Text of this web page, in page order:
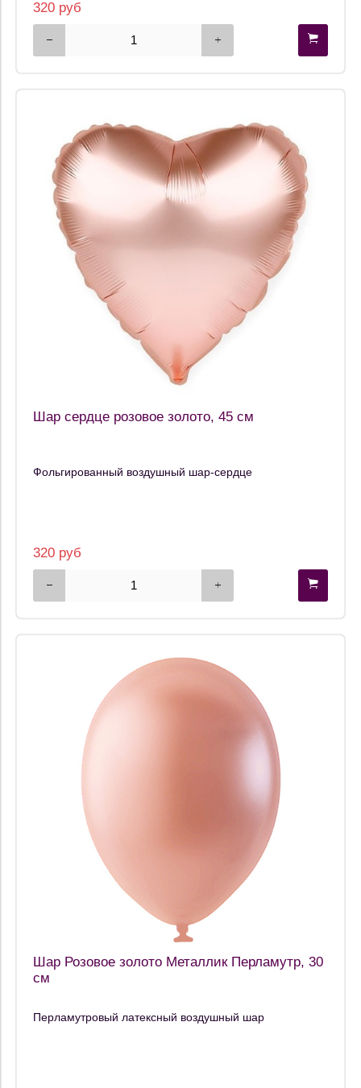
320 руб
Шар сердце розовое золото, 45 см
Фольгированный воздушный шар-сердце
320 руб
Шар Розовое золото Металлик Перламутр, 30
см
Перламутровый латексный воздушный шар